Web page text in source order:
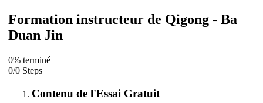
Formation instructeur de Qigong - Ba
Duan Jin
0% terminé
0/0 Steps
Contenu de l'Essai Gratuit